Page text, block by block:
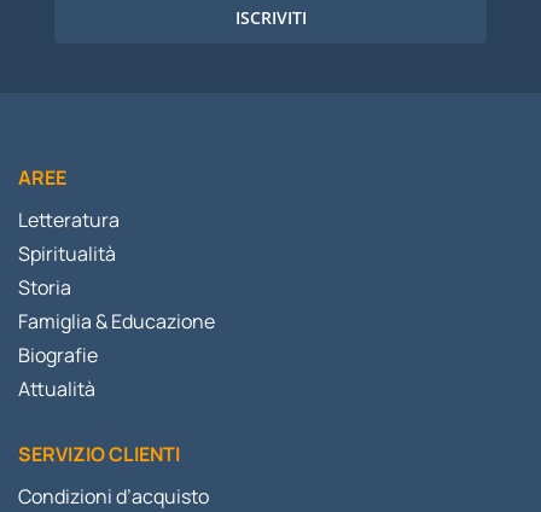
ISCRIVITI
AREE
Letteratura
Spiritualità
Storia
Famiglia & Educazione
Biografie
Attualità
SERVIZIO CLIENTI
Condizioni d’acquisto